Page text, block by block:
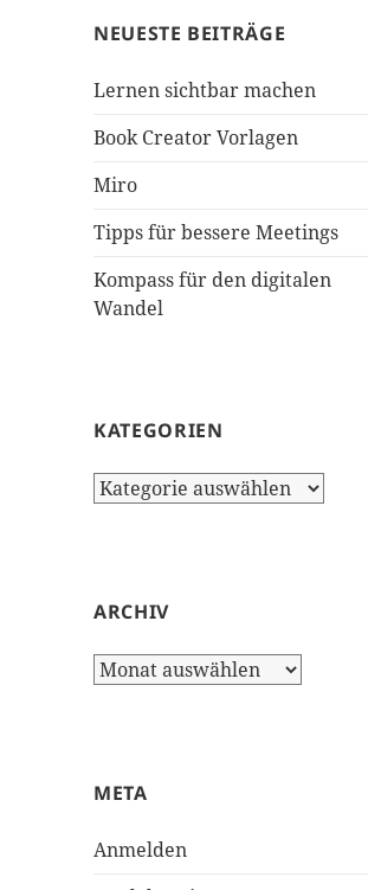
NEUESTE BEITRÄGE
Lernen sichtbar machen
Book Creator Vorlagen
Miro
Tipps für bessere Meetings
Kompass für den digitalen
Wandel
KATEGORIEN
Kategorien
ARCHIV
Archiv
META
Anmelden